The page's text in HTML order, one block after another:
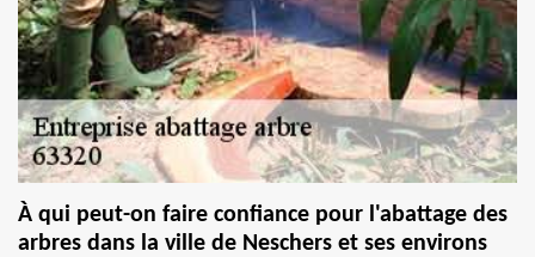
À qui peut-on faire confiance pour l'abattage des
arbres dans la ville de Neschers et ses environs